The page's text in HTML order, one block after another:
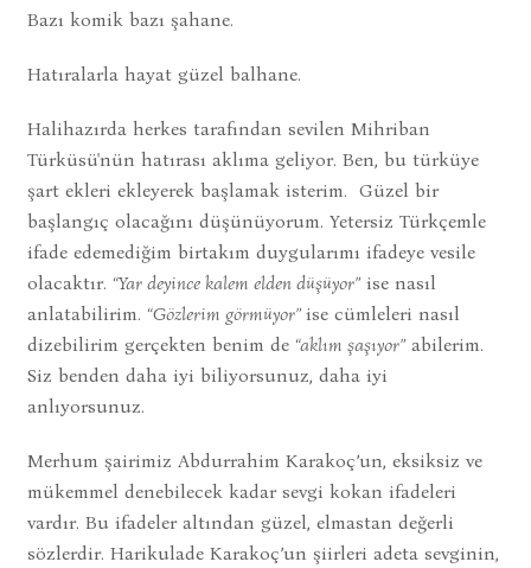
Bazı komik bazı şahane.
Hatıralarla hayat güzel balhane.
Halihazırda herkes tarafından sevilen Mihriban
Türküsü'nün hatırası aklıma geliyor. Ben, bu türküye
şart ekleri ekleyerek başlamak isterim. Güzel bir
başlangıç olacağını düşünüyorum. Yetersiz Türkçemle
ifade edemediğim birtakım duygularımı ifadeye vesile
olacaktır. “Yar deyince kalem elden düşüyor”ise nasıl
anlatabilirim. “Gözlerim görmüyor” ise cümleleri nasıl
dizebilirim gerçekten benim de “aklım şaşıyor”abilerim.
Siz benden daha iyi biliyorsunuz, daha iyi
anlıyorsunuz.
Merhum şairimiz Abdurrahim Karakoç’un, eksiksiz ve
mükemmel denebilecek kadar sevgi kokan ifadeleri
vardır. Bu ifadeler altından güzel, elmastan değerli
sözlerdir. Harikulade Karakoç’un şiirleri adeta sevginin,